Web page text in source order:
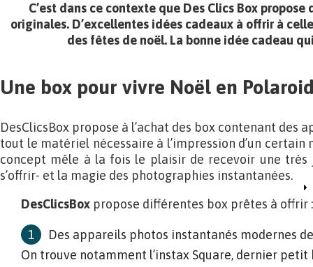
C’est dans ce contexte que Des Clics Box
originales. D’excellentes idées cadeaux à offrir à
des fêtes de noël. La bonne idée cadeau
Une box pour vivre Noël en
DesClicsBox propose à l’achat des box contenant des
tout le matériel nécessaire à l’impression d’un certain
concept mêle à la fois le plaisir de recevoir une
s’offrir- et la magie des photographies instantanées.
DesClicsBox propose différentes box prêtes à offrir :
Des appareils photos instantanés modernes
On trouve notamment l’instax Square, dernier